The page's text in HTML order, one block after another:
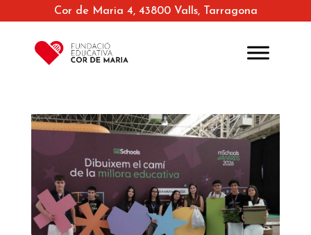
Cor de Maria 4, 43800 Valls, Tarragona